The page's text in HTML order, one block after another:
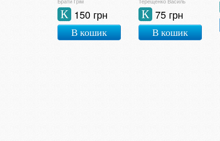
150 грн
К
В кошик
75 грн
К
В кошик